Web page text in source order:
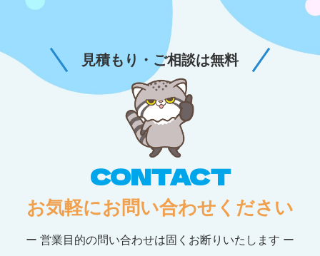
見積もり・ご相談は無料
CONTACT
お気軽にお問い合わせください
ー 営業目的の問い合わせは固くお断りいたします ー